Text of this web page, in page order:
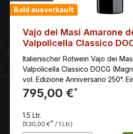
Bald ausverkauft
Vajo dei Masi Amarone
Valpolicella Classico
1997
Italienischer Rotwein Vajo dei
Valpolicella Classico DOCG
vol. Edizione Anniversario 250°.
Cru, der tief in der Geschichte der
Classica verwurzelt ist, ist eine
verwendet wird – die Technik,
795,00 €*
1.5 Ltr.
(530,00 €* / 1 Ltr.)